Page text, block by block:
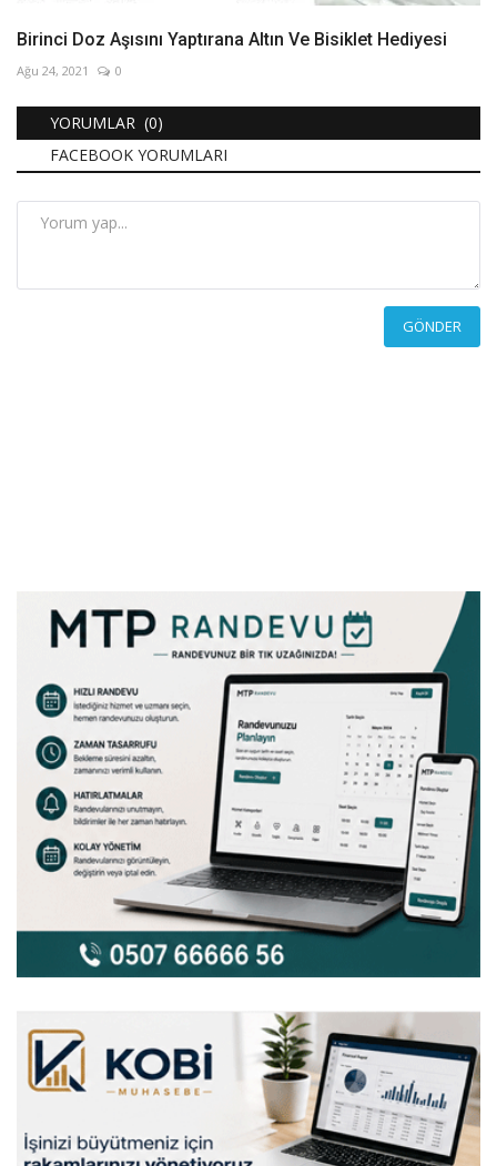
Birinci Doz Aşısını Yaptırana Altın Ve Bisiklet Hediyesi
Ağu 24, 2021 0
YORUMLAR (0)
FACEBOOK YORUMLARI
GÖNDER